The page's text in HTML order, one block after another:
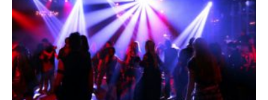
des
discothèques
est
pour
l’instant
justifiée